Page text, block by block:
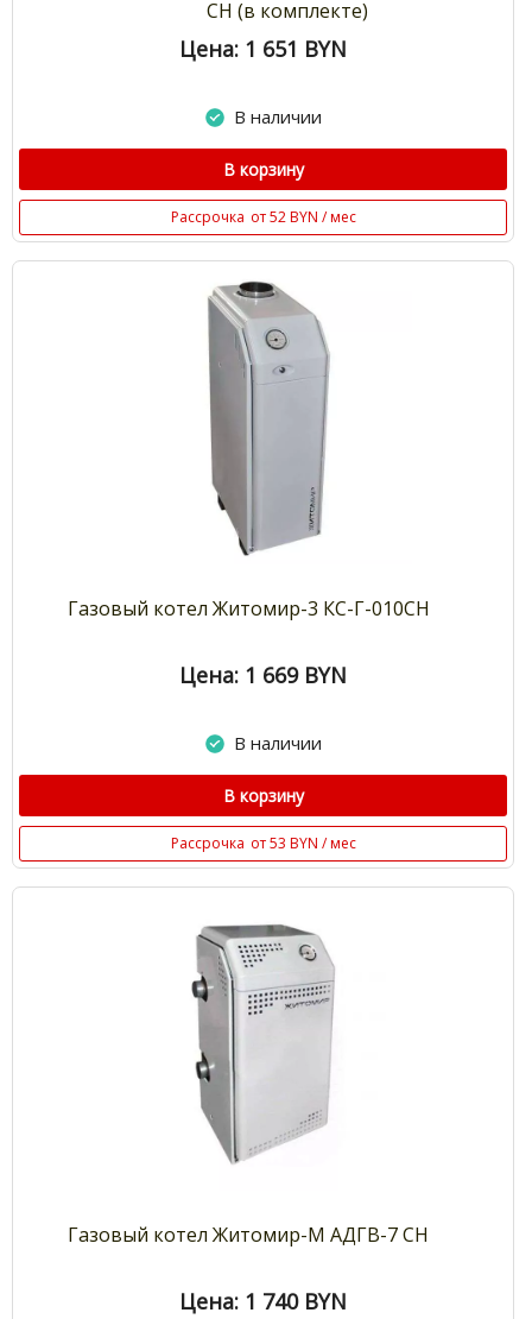
СН (в комплекте)
Цена: 1 651 BYN
В наличии
В корзину
Рассрочка от 52 BYN / мес
Газовый котел Житомир-3 КС-Г-010СН
Цена: 1 669 BYN
В наличии
В корзину
Рассрочка от 53 BYN / мес
Газовый котел Житомир-М АДГВ-7 СН
Цена: 1 740 BYN